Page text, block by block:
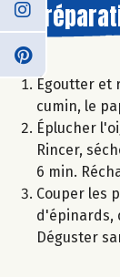
Égoutter et
cumin, le
Éplucher
Rincer,
6 min.
Couper les
d'épinards,
Déguster